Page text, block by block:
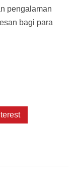
pengalaman
bagi para